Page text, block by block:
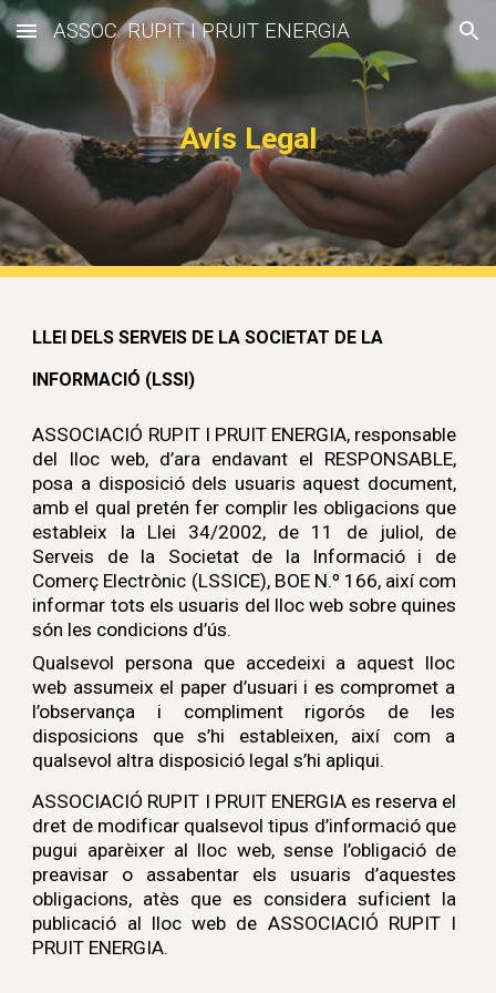
Skip to main content Skip to navigation
ASSOC. RUPIT I PRUIT ENERGIA
Avís Legal
LLEI DELS SERVEIS DE LA SOCIETAT DE LA
INFORMACIÓ (LSSI)
ASSOCIACIÓ RUPIT I PRUIT ENERGIA, responsable
del lloc web, d’ara endavant el RESPONSABLE,
posa a disposició dels usuaris aquest document,
amb el qual pretén fer complir les obligacions que
estableix la Llei 34/2002, de 11 de juliol, de
Serveis de la Societat de la Informació i de
Comerç Electrònic (LSSICE), BOE N.º 166, així com
informar tots els usuaris del lloc web sobre quines
són les condicions d’ús.
Qualsevol persona que accedeixi a aquest lloc
web assumeix el paper d’usuari i es compromet a
l’observança i compliment rigorós de les
disposicions que s’hi estableixen, així com a
qualsevol altra disposició legal s’hi apliqui.
ASSOCIACIÓ RUPIT I PRUIT ENERGIAes reserva el
dret de modificar qualsevol tipus d’informació que
pugui aparèixer al lloc web, sense l’obligació de
preavisar o assabentar els usuaris d’aquestes
obligacions, atès que es considera suficient la
publicació al lloc web de ASSOCIACIÓ RUPIT I
PRUIT ENERGIA.